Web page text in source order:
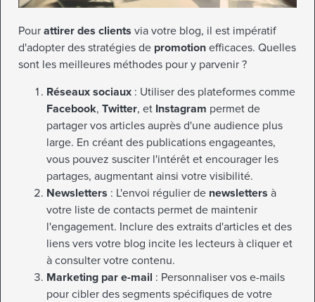
Pour attirer des clients via votre blog, il est impératif
d'adopter des stratégies de promotion efficaces. Quelles
sont les meilleures méthodes pour y parvenir ?
Réseaux sociaux : Utiliser des plateformes comme
Facebook, Twitter, et Instagram permet de
partager vos articles auprès d'une audience plus
large. En créant des publications engageantes,
vous pouvez susciter l'intérêt et encourager les
partages, augmentant ainsi votre visibilité.
Newsletters : L'envoi régulier de newsletters à
votre liste de contacts permet de maintenir
l'engagement. Inclure des extraits d'articles et des
liens vers votre blog incite les lecteurs à cliquer et
à consulter votre contenu.
Marketing par e-mail : Personnaliser vos e-mails
pour cibler des segments spécifiques de votre